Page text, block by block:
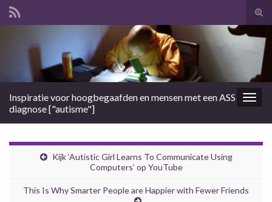
Search for:
Inspiratie voor hoogbegaafden en mensen met een ASS
diagnose ["autisme"]
Kijk ‘Autistic Girl Learns To Communicate Using
Computers’ op YouTube
This Is Why Smarter People are Happier with Fewer Friends